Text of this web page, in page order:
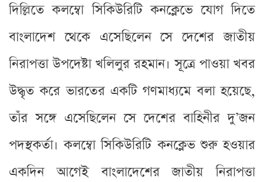
দিল্লিতে কলম্বো সিকিউরিটি কনক্লেভে যোগ দিতে
বাংলাদেশ থেকে এসেছিলেন সে দেশের জাতীয়
নিরাপত্তা উপদেষ্টা খলিলুর রহমান। সূত্রে পাওয়া খবর
উদ্ধৃত করে ভারতের একটি গণমাধ্যমে বলা হয়েছে,
তাঁর সঙ্গে এসেছিলেন সে দেশের বাহিনীর দু’জন
পদস্থকর্তা। কলম্বো সিকিউরিটি কনক্লেভ শুরু হওয়ার
একদিন আগেই বাংলাদেশের জাতীয় নিরাপত্তা